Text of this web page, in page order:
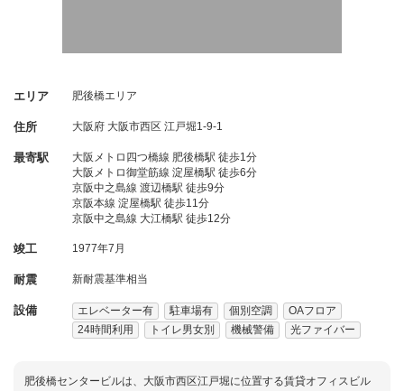
エリア 肥後橋エリア
住所 大阪府 大阪市西区 江戸堀1-9-1
最寄駅
大阪メトロ四つ橋線 肥後橋駅 徒歩1分
大阪メトロ御堂筋線 淀屋橋駅 徒歩6分
京阪中之島線 渡辺橋駅 徒歩9分
京阪本線 淀屋橋駅 徒歩11分
京阪中之島線 大江橋駅 徒歩12分
竣工 1977年7月
耐震 新耐震基準相当
設備 エレベーター有 駐車場有 個別空調
OAフロア
24時間利用
トイレ男女別 機械警備 光ファイバー
肥後橋センタービルは、大阪市西区江戸堀に位置する賃貸オフィスビル